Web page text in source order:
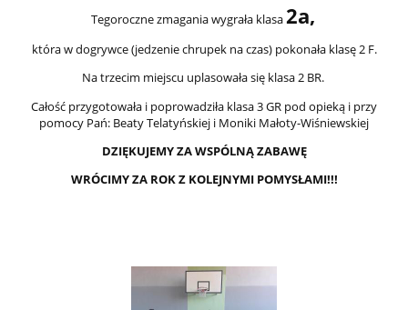
Tegoroczne zmagania wygrała klasa2a,
która w dogrywce (jedzenie chrupek na czas) pokonała klasę 2 F.
Na trzecim miejscu uplasowała się klasa 2 BR.
Całość przygotowała i poprowadziła klasa 3 GR pod opieką i przy
pomocy Pań: Beaty Telatyńskiej i Moniki Małoty-Wiśniewskiej
DZIĘKUJEMY ZA WSPÓLNĄ ZABAWĘ
WRÓCIMY ZA ROK Z KOLEJNYMI POMYSŁAMI!!!